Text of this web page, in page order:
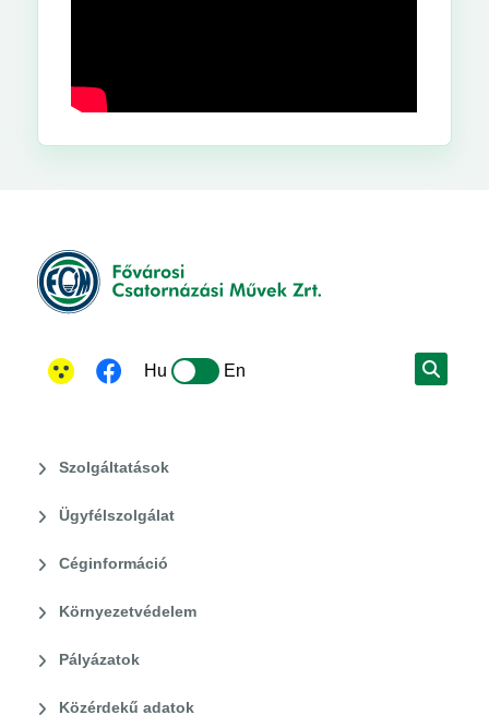
Hu En
Szolgáltatások
Ügyfélszolgálat
Céginformáció
Környezetvédelem
Pályázatok
Közérdekű adatok